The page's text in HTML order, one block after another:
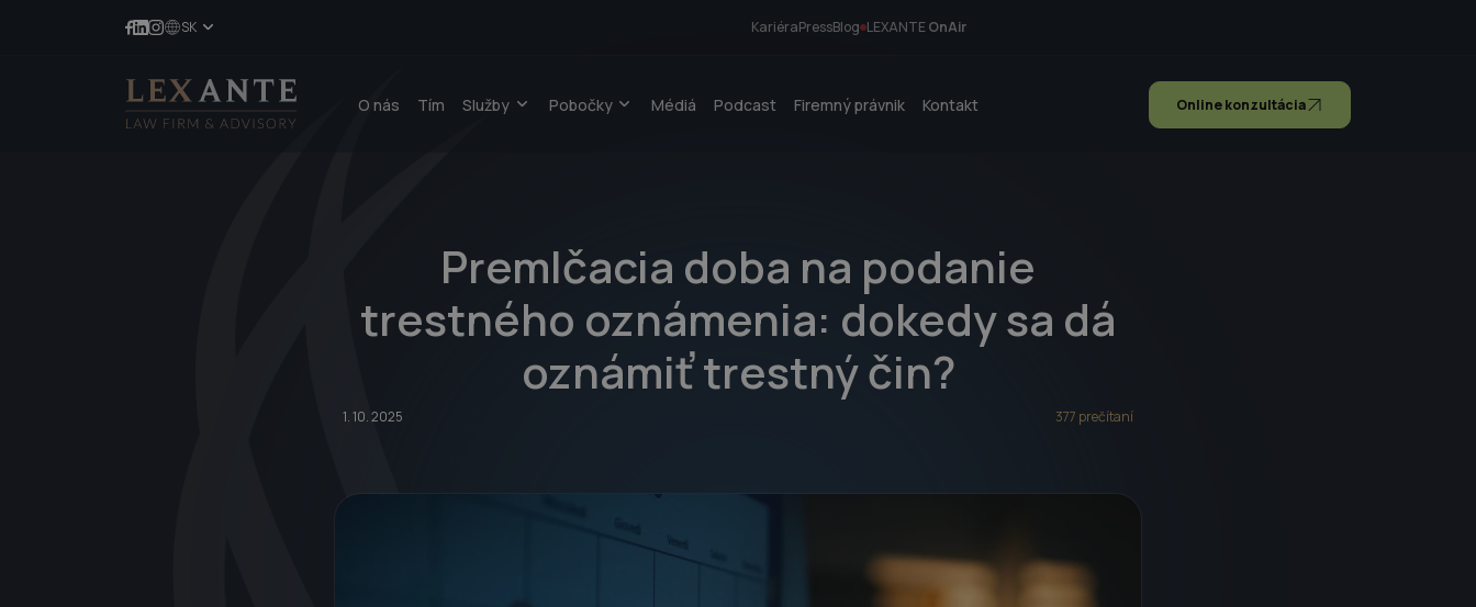
SK KariéraPressBlog LEXANTEOnAir
O nás Tím Služby Pobočky Médiá Podcast Firemný právnik Kontakt Online konzultácia
Premlčacia doba na podanie
trestného oznámenia: dokedy sa dá
oznámiť trestný čin?
1. 10. 2025 377 prečítaní